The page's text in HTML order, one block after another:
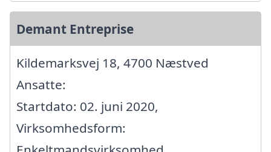
Demant Entreprise
Kildemarksvej 18, 4700 Næstved
Ansatte:
Startdato: 02. juni 2020,
Virksomhedsform: